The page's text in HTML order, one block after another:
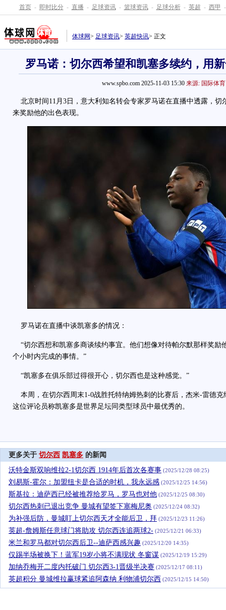
首页 - 即时比分 - 直播 - 足球资讯 - 篮球资讯 - 足球分析 - 英超 - 西甲 -
体球网> 足球资讯> 英超快讯> 正文
罗马诺：切尔西希望和凯塞多续约，用
www.spbo.com 2025-11-03 15:30 来源: 国际体育
北京时间11月3日，意大利知名转会专家罗马诺在直播中透露，切
来奖励他的出色表现。
罗马诺在直播中谈凯塞多的情况：
“切尔西想和凯塞多商谈续约事宜。他们想像对待帕尔默那样奖励
个小时内完成的事情。”
“凯塞多在俱乐部过得很开心，切尔西也是这种感觉。”
本周，在切尔西周末1-0战胜托特纳姆热刺的比赛后，杰米-雷德克
这位评论员称凯塞多是世界足坛同类型球员中最优秀的。
更多关于 切尔西 凯塞多 的新闻
沃特金斯双响维拉2-1切尔西 1914年后首次各赛事 (2025/12/28 08:25)
刘易斯-霍尔：加盟纽卡是合适的时机，我永远感 (2025/12/25 14:56)
斯基拉：迪萨西已经被推荐给罗马，罗马也对他 (2025/12/25 08:30)
切尔西热刺已退出竞争 曼城有望签下塞梅尼奥 (2025/12/24 08:32)
为补强后防，曼城盯上切尔西天才全能后卫，拜 (2025/12/23 11:26)
英超-詹姆斯任意球门将助攻 切尔西连追两球2- (2025/12/21 06:33)
米兰和罗马都对切尔西后卫--迪萨西感兴趣 (2025/12/20 14:35)
仅踢半场被换下！蓝军19岁小将不满现状 冬窗谋 (2025/12/19 15:29)
加纳乔梅开二度内托破门 切尔西3-1晋级半决赛 (2025/12/17 08:11)
英超积分 曼城维拉赢球紧追阿森纳 利物浦切尔西 (2025/12/15 14:50)